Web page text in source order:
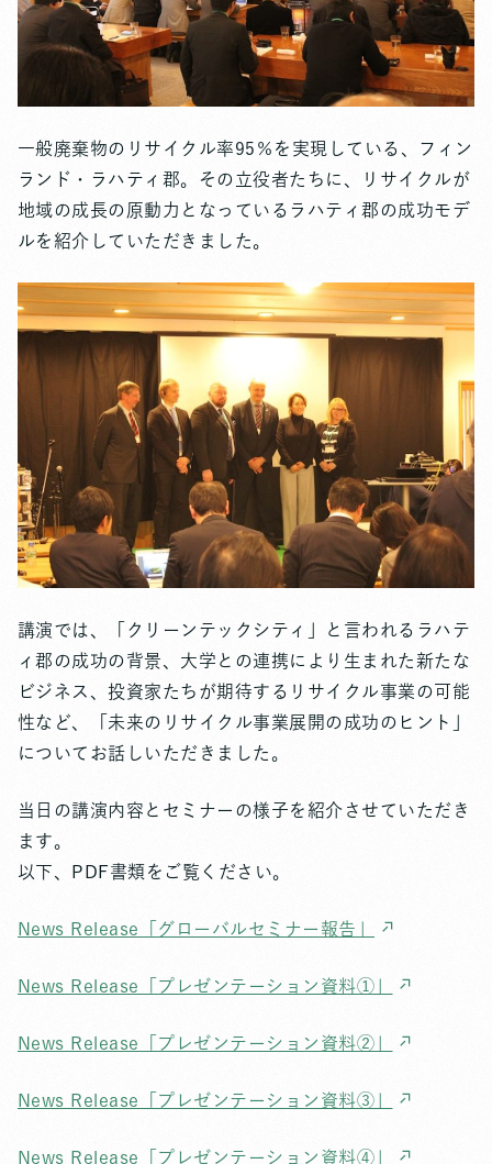
一般廃棄物のリサイクル率95％を実現している、フィン
ランド・ラハティ郡。その立役者たちに、リサイクルが
地域の成長の原動力となっているラハティ郡の成功モデ
ルを紹介していただきました。
講演では、「クリーンテックシティ」と言われるラハテ
ィ郡の成功の背景、大学との連携により生まれた新たな
ビジネス、投資家たちが期待するリサイクル事業の可能
性など、「未来のリサイクル事業展開の成功のヒント」
についてお話しいただきました。
当日の講演内容とセミナーの様子を紹介させていただき
ます。
以下、PDF書類をご覧ください。
News Release「グローバルセミナー報告」
News Release「プレゼンテーション資料①」
News Release「プレゼンテーション資料②」
News Release「プレゼンテーション資料③」
News Release「プレゼンテーション資料④」